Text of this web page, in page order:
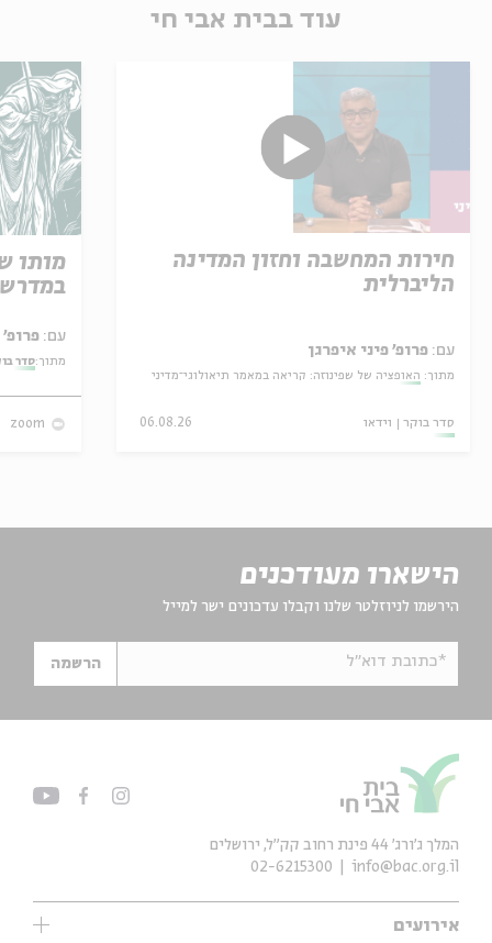
עוד בבית אבי חי
חירות המחשבה וחזון המדינה
הליברלית
עם: פרופ' פיני איפרגן
מתוך: האופציה של שפינוזה: קריאה במאמר תיאולוגי־מדיני
סדר בוקר וידאו 06.08.26
מותו
עם: פרופ' אביגדור שנאן
מתוך:סדר
zoom
הישארו מעודכנים
הירשמו לניוזלטר שלנו וקבלו עדכונים ישר למייל
*כתובת דוא"ל הרשמה
אירועים
המלך ג'ורג' 44 פינת רחוב קק״ל, ירושלים
info@bac.org.il
02-6215300